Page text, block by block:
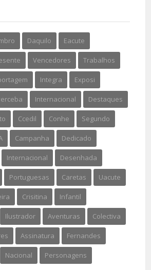
Daquilo Eacute
Vencedores Trabalhos
Integra Exposi
Internacional Destaques
Ccedil Conhe Segundo
Campanha Dedicado
Internacional Desenhada
Portuguesas Caretas Uacute
Crisitina Infantil
Ilustrador Aventuras Colectiva
Assinatura Fernandes
Nacional Personagens